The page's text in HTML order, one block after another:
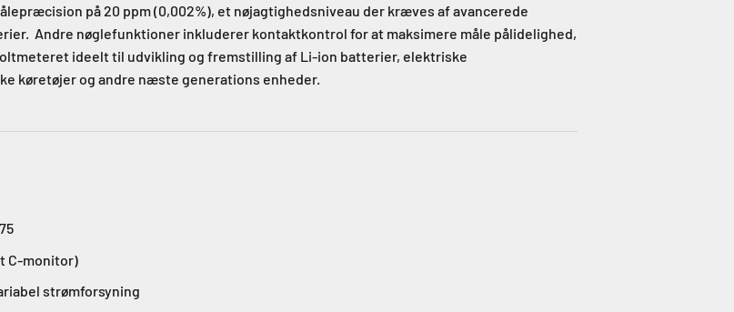
på 20 ppm (0,002%), et nøjagtighedsniveau der kræves af avancerede
Andre nøglefunktioner inkluderer kontaktkontrol for at maksimere måle pålidelighed,
ideelt til udvikling og fremstilling af Li-ion batterier, elektriske
køretøjer og andre næste generations enheder.
C-monitor)
strømforsyning